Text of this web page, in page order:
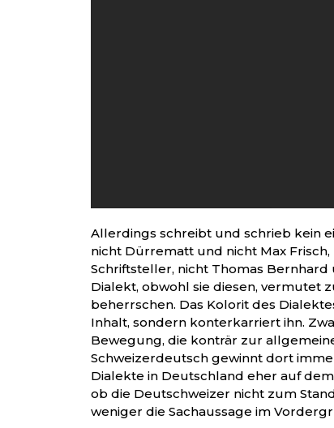
Allerdings schreibt und schrieb kein
nicht Dürrematt und nicht Max
Schriftsteller, nicht Thomas
Dialekt, obwohl sie diesen, vermutet
beherrschen. Das Kolorit des
Inhalt, sondern konterkarriert ihn.
Bewegung, die konträr zur
Schweizerdeutsch gewinnt dort
Dialekte in Deutschland eher auf
ob die Deutschweizer nicht zum
weniger die Sachaussage im